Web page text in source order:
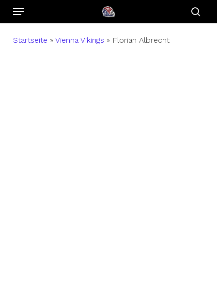
SkipMenu
Startseite » Vienna Vikings » Florian Albrecht